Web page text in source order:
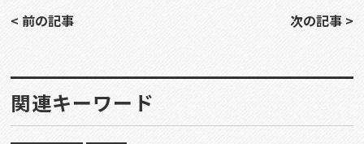
< 前の記事 次の記事 >
関連キーワード